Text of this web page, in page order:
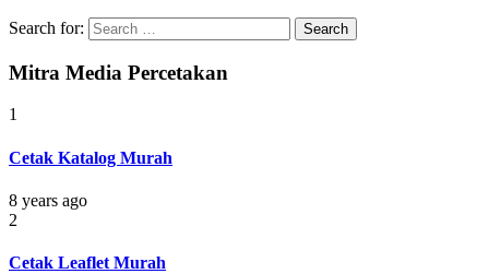
Search for:
Mitra Media Percetakan
1
Cetak Katalog Murah
8 years ago
2
Cetak Leaflet Murah